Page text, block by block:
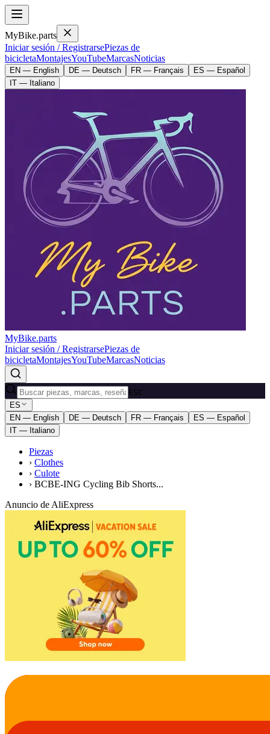
MyBike.parts
Iniciar sesión / RegistrarsePiezas de
bicicletaMontajesYouTubeMarcasNoticias
EN — English DE — Deutsch FR — Français
ES — Español
IT — Italiano
MyBike.parts
Iniciar sesión / RegistrarsePiezas de
bicicletaMontajesYouTubeMarcasNoticias
ESC
ES
EN — English
DE — Deutsch FR — Français
ES — Español
IT — Italiano
Piezas
› Clothes
› Culote
› BCBE-ING Cycling Bib Shorts...
Anuncio de AliExpress